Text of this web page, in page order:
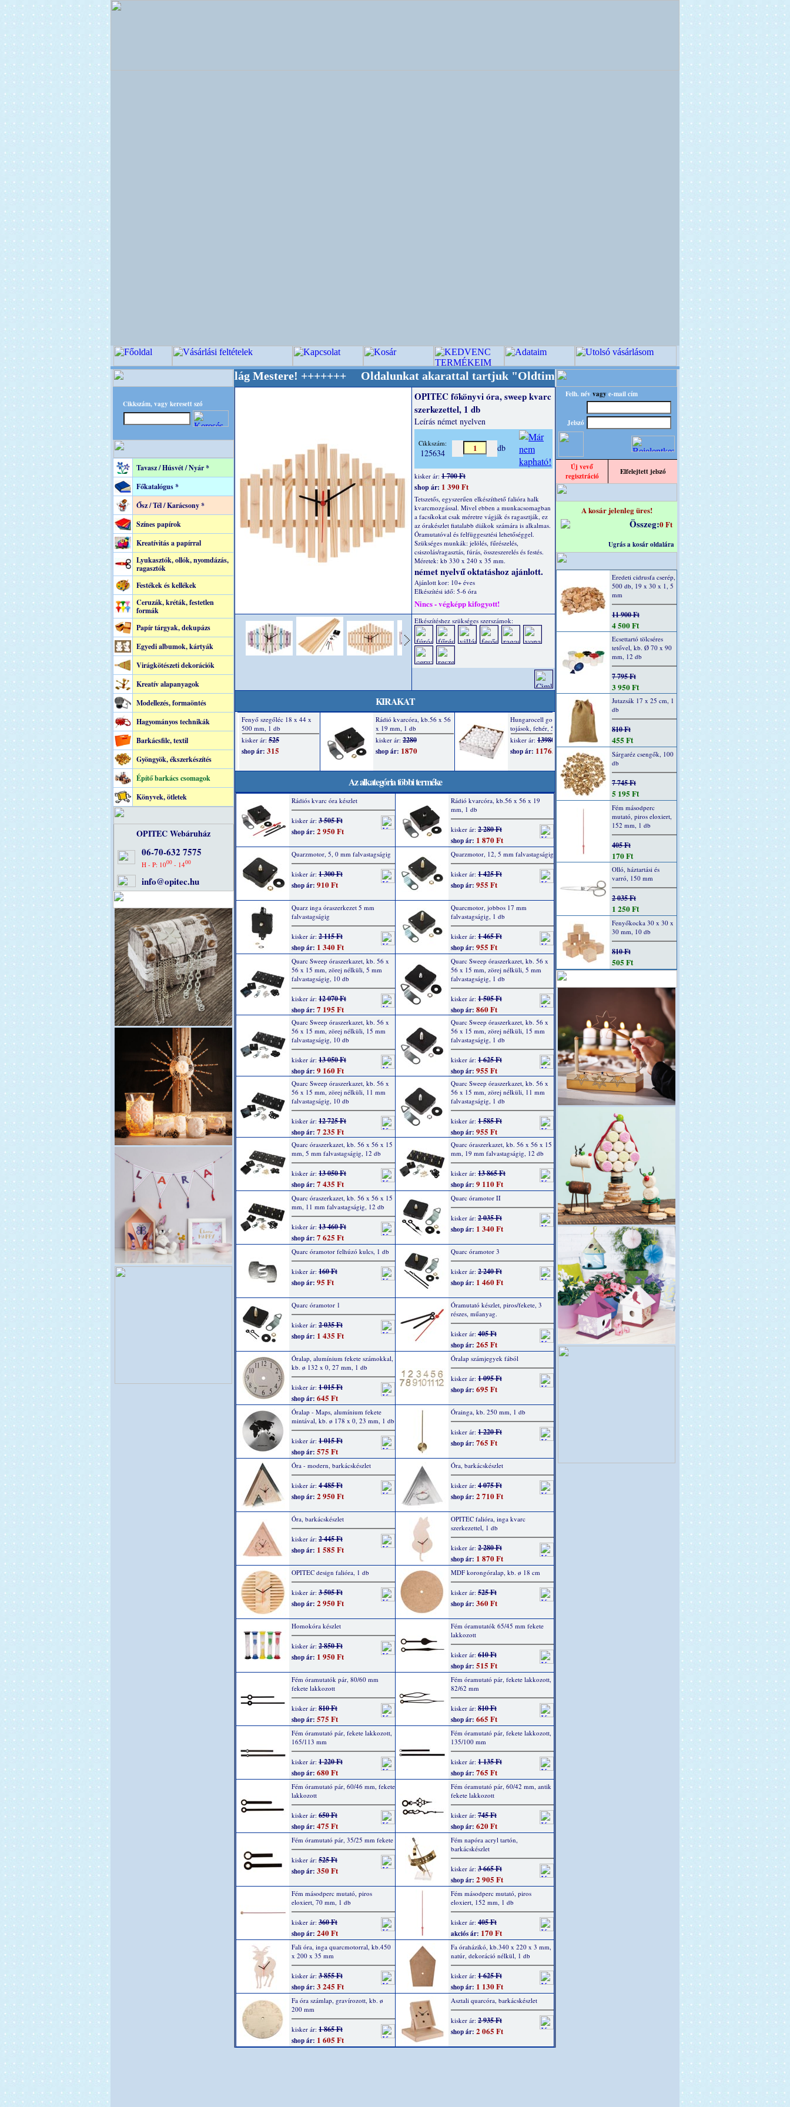
Cikkszám, vagy keresett szó
Tavasz / Húsvét / Nyár *
Főkatalógus *
Ősz / Tél / Karácsony *
Színes papírok
Kreatívitás a papírral
Lyukasztók, ollók, nyomdázás,
ragasztók
Festékek és kellékek
Ceruzák, kréták, festetlen
formák
Papír tárgyak, dekupázs
Egyedi albumok, kártyák
Virágkötészeti dekorációk
Kreatív alapanyagok
Modellezés, formaöntés
Hagyományos technikák
Barkácsfilc, textil
Gyöngyök, ékszerkészítés
Építő barkács csomagok
Könyvek, ötletek
OPITEC Webáruház
06-70-632 7575
H - P: 1000- 1400
info@opitec.hu
OPITEC - A Kreatív Világ Mestere! +++++++ Oldalunkat akarattal tartjuk "Oldtimer/RETRO" designba!
+++++++ OPITEC - A
OPITEC főkönyvi óra, sweep kvarc
szerkezettel, 1 db
Leírás német nyelven
Cikkszám:
125634 db
kisker ár: 1 700 Ft
shop ár: 1 390 Ft
Tetszetős, egyszerűen elkészíthető falióra halk
kvarcmozgással. Mivel ebben a munkacsomagban
a facsíkokat csak méretre vágják és ragasztják, ez
az órakészlet fiatalabb diákok számára is alkalmas.
Óramutatóval és felfüggesztési lehetőséggel.
Szükséges munkák: jelölés, fűrészelés,
csiszolás/ragasztás, fúrás, összeszerelés és festés.
Méretek: kb 330 x 240 x 35 mm.
német nyelvű oktatáshoz ajánlott.
Ajánlott kor: 10+ éves
Elkészítési idő: 5-6 óra
Nincs - végképp kifogyott!
Elkészítéshez szükséges szerszámok:
KIRAKAT
Az alkategória többi terméke
Rádiós kvarc óra készlet
kisker ár: 3 505 Ft
shop ár: 2 950 Ft
Rádió kvarcóra, kb.56 x 56 x 19
mm, 1 db
kisker ár: 2 280 Ft
shop ár: 1 870 Ft
Quarzmotor, 5, 0 mm falvastagságig
kisker ár: 1 300 Ft
shop ár: 910 Ft
Quarzmotor, 12, 5 mm falvastagságig
kisker ár: 1 425 Ft
shop ár: 955 Ft
Quarz inga óraszerkezet 5 mm
falvastagságig
kisker ár: 2 115 Ft
shop ár: 1 340 Ft
Quarcmotor, jobbos 17 mm
falvastagságig, 1 db
kisker ár: 1 465 Ft
shop ár: 955 Ft
Quarc Sweep óraszerkazet, kb. 56 x
56 x 15 mm, zörej nélküli, 5 mm
falvastagságig, 10 db
kisker ár: 12 070 Ft
shop ár: 7 195 Ft
Quarc Sweep óraszerkazet, kb. 56 x
56 x 15 mm, zörej nélküli, 5 mm
falvastagságig, 1 db
kisker ár: 1 505 Ft
shop ár: 860 Ft
Quarc Sweep óraszerkazet, kb. 56 x
56 x 15 mm, zörej nélküli, 15 mm
falvastagságig, 10 db
kisker ár: 13 050 Ft
shop ár: 9 160 Ft
Quarc Sweep óraszerkazet, kb. 56 x
56 x 15 mm, zörej nélküli, 15 mm
falvastagságig, 1 db
kisker ár: 1 625 Ft
shop ár: 955 Ft
Quarc Sweep óraszerkazet, kb. 56 x
56 x 15 mm, zörej nélküli, 11 mm
falvastagságig, 10 db
kisker ár: 12 725 Ft
shop ár: 7 235 Ft
Quarc Sweep óraszerkazet, kb. 56 x
56 x 15 mm, zörej nélküli, 11 mm
falvastagságig, 1 db
kisker ár: 1 585 Ft
shop ár: 955 Ft
Quarc óraszerkazet, kb. 56 x 56 x 15
mm, 5 mm falvastagságig, 12 db
kisker ár: 13 050 Ft
shop ár: 7 435 Ft
Quarc óraszerkazet, kb. 56 x 56 x 15
mm, 19 mm falvastagságig, 12 db
kisker ár: 13 865 Ft
shop ár: 9 110 Ft
Quarc óraszerkazet, kb. 56 x 56 x 15
mm, 11 mm falvastagságig, 12 db
kisker ár: 13 460 Ft
shop ár: 7 625 Ft
Quarc óramotor II
kisker ár: 2 035 Ft
shop ár: 1 340 Ft
Quarc óramotor felhúzó kulcs, 1 db
kisker ár: 160 Ft
shop ár: 95 Ft
Quarc óramotor 3
kisker ár: 2 240 Ft
shop ár: 1 460 Ft
Quarc óramotor 1
kisker ár: 2 035 Ft
shop ár: 1 435 Ft
Óramutató készlet, piros/fekete, 3
részes, műanyag.
kisker ár: 405 Ft
shop ár: 265 Ft
Óralap, alumínium fekete számokkal,
kb. ø 132 x 0, 27 mm, 1 db
kisker ár: 1 015 Ft
shop ár: 645 Ft
Óralap számjegyek fából
kisker ár: 1 095 Ft
shop ár: 695 Ft
Óralap - Maps, alumínium fekete
mintával, kb. ø 178 x 0, 23 mm, 1 db
kisker ár: 1 015 Ft
shop ár: 575 Ft
Órainga, kb. 250 mm, 1 db
kisker ár: 1 220 Ft
shop ár: 765 Ft
Óra - modern, barkácskészlet
kisker ár: 4 485 Ft
shop ár: 2 950 Ft
Óra, barkácskészlet
kisker ár: 4 075 Ft
shop ár: 2 710 Ft
Óra, barkácskészlet
kisker ár: 2 445 Ft
shop ár: 1 585 Ft
OPITEC falióra, inga kvarc
szerkezettel, 1 db
kisker ár: 2 280 Ft
shop ár: 1 870 Ft
OPITEC design falióra, 1 db
kisker ár: 3 505 Ft
shop ár: 2 950 Ft
MDF korongóralap, kb. ø 18 cm
kisker ár: 525 Ft
shop ár: 360 Ft
Homokóra készlet
kisker ár: 2 850 Ft
shop ár: 1 950 Ft
Fém óramutatók 65/45 mm fekete
lakkozott
kisker ár: 610 Ft
shop ár: 515 Ft
Fém óramutatók pár, 80/60 mm
fekete lakkozott
kisker ár: 810 Ft
shop ár: 575 Ft
Fém óramutató pár, fekete lakkozott,
82/62 mm
kisker ár: 810 Ft
shop ár: 665 Ft
Fém óramutató pár, fekete lakkozott,
165/113 mm
kisker ár: 1 220 Ft
shop ár: 680 Ft
Fém óramutató pár, fekete lakkozott,
135/100 mm
kisker ár: 1 135 Ft
shop ár: 765 Ft
Fém óramutató pár, 60/46 mm, fekete
lakkozott
kisker ár: 650 Ft
shop ár: 475 Ft
Fém óramutató pár, 60/42 mm, antik
fekete lakkozott
kisker ár: 745 Ft
shop ár: 620 Ft
Fém óramutató pár, 35/25 mm fekete
kisker ár: 525 Ft
shop ár: 350 Ft
Fém napóra acryl tartón,
barkácskészlet
kisker ár: 3 665 Ft
shop ár: 2 905 Ft
Fém másodperc mutató, piros
eloxiert, 70 mm, 1 db
kisker ár: 360 Ft
shop ár: 240 Ft
Fém másodperc mutató, piros
eloxiert, 152 mm, 1 db
kisker ár: 405 Ft
akciós ár: 170 Ft
Fali óra, inga quarcmotorral, kb.450
x 200 x 35 mm
kisker ár: 3 855 Ft
shop ár: 3 245 Ft
Fa óraházikó, kb.340 x 220 x 3 mm,
natúr, dekoráció nélkül, 1 db
kisker ár: 1 625 Ft
shop ár: 1 130 Ft
Fa óra számlap, gravírozott, kb. ø
200 mm
kisker ár: 1 865 Ft
shop ár: 1 605 Ft
Asztali quarcóra, barkácskészlet
kisker ár: 2 935 Ft
shop ár: 2 065 Ft
Felh. név vagy e-mail cím
Jelszó
Új vevő
regisztráció
Elfelejtett jelszó
A kosár jelenleg üres!
Összeg:0 Ft
Ugrás a kosár oldalára
Eredeti cidrusfa cserép,
500 db, 19 x 30 x 1, 5
mm
11 900 Ft
4 500 Ft
Ecsettartó tölcséres
tetővel, kb. Ø 70 x 90
mm, 12 db
7 795 Ft
3 950 Ft
Jutazsák 17 x 25 cm, 1
db
810 Ft
455 Ft
Sárgaréz csengők, 100
db
7 745 Ft
5 195 Ft
Fém másodperc
mutató, piros eloxiert,
152 mm, 1 db
405 Ft
170 Ft
Olló, háztartási és
varró, 150 mm
2 035 Ft
1 250 Ft
Fenyőkocka 30 x 30 x
30 mm, 10 db
810 Ft
505 Ft